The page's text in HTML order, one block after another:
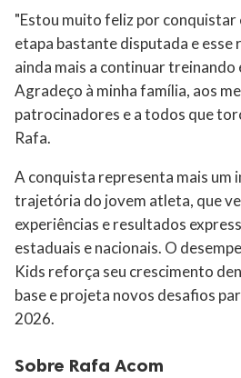
"Estou muito feliz por conquistar
etapa bastante disputada e
ainda mais a continuar treinando
Agradeço à minha família, aos
patrocinadores e a todos que
Rafa.
A conquista representa mais um
trajetória do jovem atleta, que
experiências e resultados
estaduais e nacionais. O
Kids reforça seu crescimento
base e projeta novos desafios
2026.
Sobre Rafa Acom